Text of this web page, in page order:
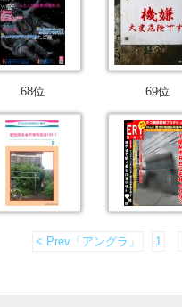
68位 69位
< Prev「アングラ」 1